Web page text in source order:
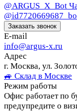
@ARGUS_X_Bot
Заказать звонок
E-mail
info@argus-x.ru
Адрес
г. Москва, ул.
🚙 Склад в Москве
Режим работы
Офис работает по
предупредите о